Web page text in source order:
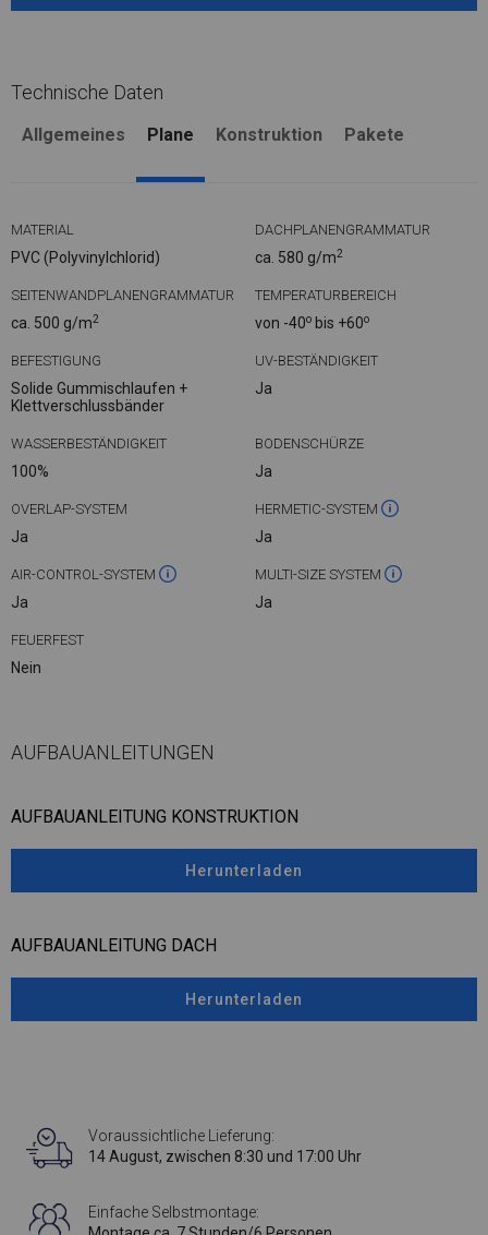
Technische Daten
Allgemeines Plane Konstruktion Pakete
MATERIAL
PVC (Polyvinylchlorid)
DACHPLANENGRAMMATUR
ca. 580 g/m2
SEITENWANDPLANENGRAMMATUR
ca. 500 g/m2
TEMPERATURBEREICH
von -40o bis +60o
BEFESTIGUNG
Solide Gummischlaufen +
Klettverschlussbänder
UV-BESTÄNDIGKEIT
Ja
WASSERBESTÄNDIGKEIT
100%
BODENSCHÜRZE
Ja
OVERLAP-SYSTEM
Ja
HERMETIC-SYSTEM
Ja
AIR-CONTROL-SYSTEM
Ja
MULTI-SIZE SYSTEM
Ja
FEUERFEST
Nein
AUFBAUANLEITUNGEN
AUFBAUANLEITUNG KONSTRUKTION
Herunterladen
AUFBAUANLEITUNG DACH
Herunterladen
Voraussichtliche Lieferung:
14 August, zwischen 8:30 und 17:00 Uhr
Einfache Selbstmontage: